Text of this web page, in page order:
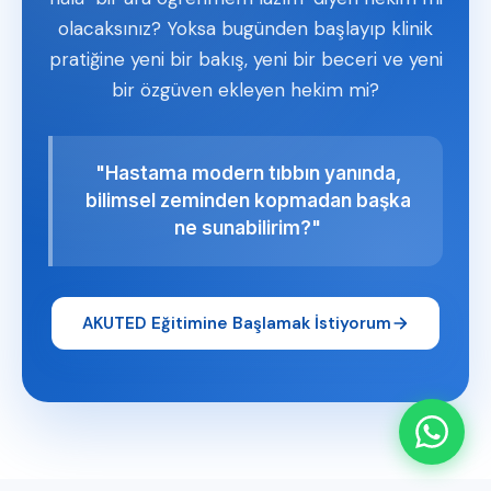
olacaksınız? Yoksa bugünden başlayıp klinik
pratiğine yeni bir bakış, yeni bir beceri ve yeni
bir özgüven ekleyen hekim mi?
"Hastama modern tıbbın yanında,
bilimsel zeminden kopmadan başka
ne sunabilirim?"
AKUTED Eğitimine Başlamak İstiyorum